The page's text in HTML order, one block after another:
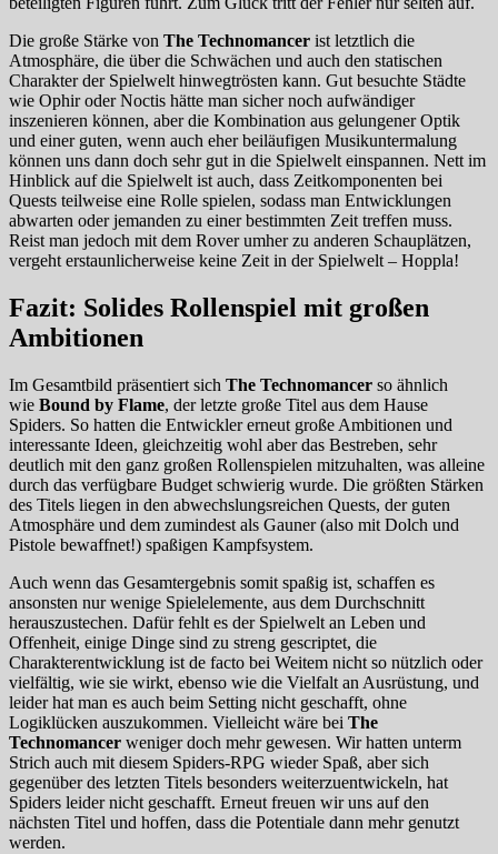
Die große Stärke von The Technomancer ist letztlich die
Atmosphäre, die über die Schwächen und auch den statischen
Charakter der Spielwelt hinwegtrösten kann. Gut besuchte Städte
wie Ophir oder Noctis hätte man sicher noch aufwändiger
inszenieren können, aber die Kombination aus gelungener Optik
und einer guten, wenn auch eher beiläufigen Musikuntermalung
können uns dann doch sehr gut in die Spielwelt einspannen. Nett im
Hinblick auf die Spielwelt ist auch, dass Zeitkomponenten bei
Quests teilweise eine Rolle spielen, sodass man Entwicklungen
abwarten oder jemanden zu einer bestimmten Zeit treffen muss.
Reist man jedoch mit dem Rover umher zu anderen Schauplätzen,
vergeht erstaunlicherweise keine Zeit in der Spielwelt – Hoppla!
Fazit: Solides Rollenspiel mit großen
Ambitionen
Im Gesamtbild präsentiert sich The Technomancer so ähnlich
wie Bound by Flame, der letzte große Titel aus dem Hause
Spiders. So hatten die Entwickler erneut große Ambitionen und
interessante Ideen, gleichzeitig wohl aber das Bestreben, sehr
deutlich mit den ganz großen Rollenspielen mitzuhalten, was alleine
durch das verfügbare Budget schwierig wurde. Die größten Stärken
des Titels liegen in den abwechslungsreichen Quests, der guten
Atmosphäre und dem zumindest als Gauner (also mit Dolch und
Pistole bewaffnet!) spaßigen Kampfsystem.
Auch wenn das Gesamtergebnis somit spaßig ist, schaffen es
ansonsten nur wenige Spielelemente, aus dem Durchschnitt
herauszustechen. Dafür fehlt es der Spielwelt an Leben und
Offenheit, einige Dinge sind zu streng gescriptet, die
Charakterentwicklung ist de facto bei Weitem nicht so nützlich oder
vielfältig, wie sie wirkt, ebenso wie die Vielfalt an Ausrüstung, und
leider hat man es auch beim Setting nicht geschafft, ohne
Logiklücken auszukommen. Vielleicht wäre bei The
Technomancer weniger doch mehr gewesen. Wir hatten unterm
Strich auch mit diesem Spiders-RPG wieder Spaß, aber sich
gegenüber des letzten Titels besonders weiterzuentwickeln, hat
Spiders leider nicht geschafft. Erneut freuen wir uns auf den
nächsten Titel und hoffen, dass die Potentiale dann mehr genutzt
werden.